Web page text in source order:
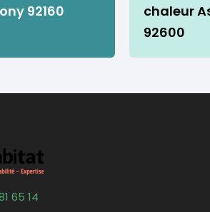
92160
chaleur
92600
65 14